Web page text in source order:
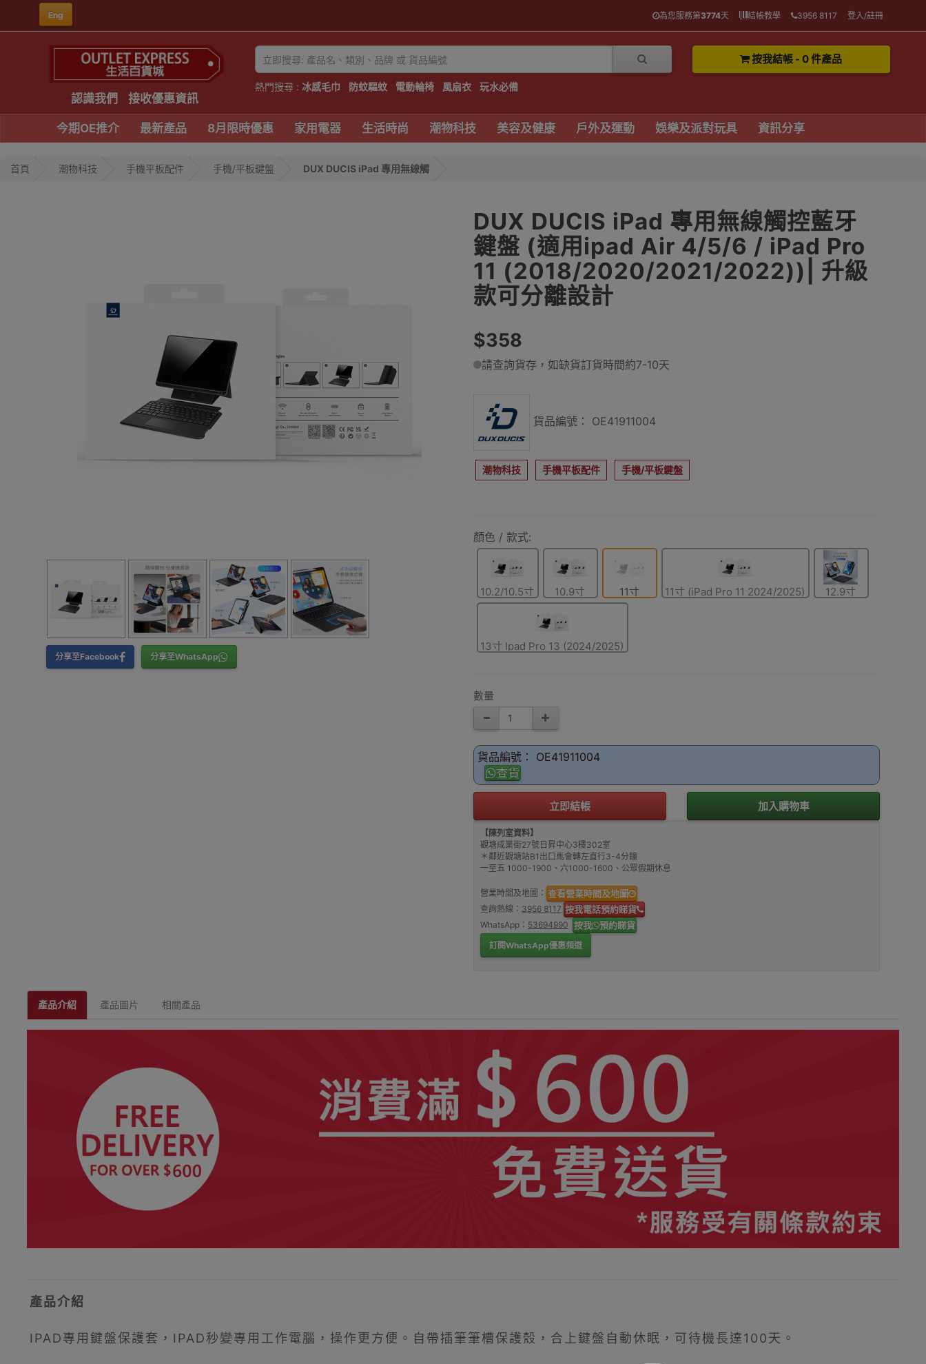
Eng 為您服務第3774天 結帳教學 3956 8117 登入/註冊
認識我們 接收優惠資訊
熱門搜尋 : 冰感毛巾 防蚊驅蚊 電動輪椅 風扇衣 玩水必備
按我結帳 - 0 件產品
今期OE推介 最新產品 8月限時優惠 家用電器 生活時尚 潮物科技 美容及健康 戶外及運動 娛樂及派對玩具 資訊分享
首頁 潮物科技 手機平板配件 手機/平板鍵盤 DUX DUCIS iPad 專用無線觸
分享至Facebook 分享至WhatsApp
DUX DUCIS iPad 專用無線觸控藍牙
鍵盤 (適用ipad Air 4/5/6 / iPad Pro
11 (2018/2020/2021/2022))| 升級
款可分離設計
$358
請查詢貨存，如缺貨訂貨時間約7-10天
貨品編號： OE41911004
潮物科技 手機平板配件 手機/平板鍵盤
顏色 / 款式:
10.2/10.5寸 10.9寸 11寸 11寸 (iPad Pro 11 2024/2025) 12.9寸
13寸 Ipad Pro 13 (2024/2025)
數量
貨品編號： OE41911004
查貨
立即結帳 加入購物車
【陳列室資料】
觀塘成業街27號日昇中心3樓302室
＊鄰近觀塘站B1出口馬會轉左直行3-4分鐘
一至五 1000-1900、六1000-1600、公眾假期休息
營業時間及地圖： 查看營業時間及地圖
查詢熱線： 3956 8117 按我電話預約睇貨
WhatsApp： 53694990 按我 預約睇貨
訂閱WhatsApp優惠頻道
產品介紹 產品圖片 相關產品
產品介紹
IPAD專用鍵盤保護套，IPAD秒變專用工作電腦，操作更方便。自帶插筆筆槽保護殼，合上鍵盤自動休眠，可待機長達100天。